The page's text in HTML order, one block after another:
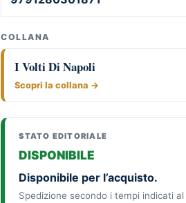
COLLANA
I Volti Di Napoli
Scopri la collana →
STATO EDITORIALE
DISPONIBILE
Disponibile per l’acquisto.
Spedizione secondo i tempi indicati